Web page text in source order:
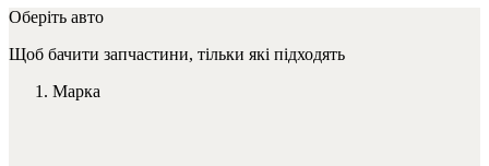
Оберіть авто
Щоб бачити запчастини, тільки які підходять
Марка